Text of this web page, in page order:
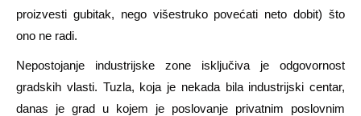
proizvesti gubitak, nego višestruko povećati neto dobit) što
ono ne radi.
Nepostojanje industrijske zone isključiva je odgovornost
gradskih vlasti. Tuzla, koja je nekada bila industrijski centar,
danas je grad u kojem je poslovanje privatnim poslovnim